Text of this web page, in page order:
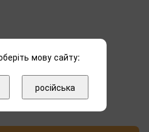
відгук
мову сайту:
російська